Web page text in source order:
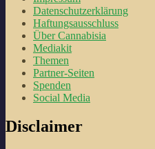
Datenschutzerklärung
Haftungsausschluss
Über Cannabisia
Mediakit
Themen
Partner-Seiten
Spenden
Social Media
Disclaimer